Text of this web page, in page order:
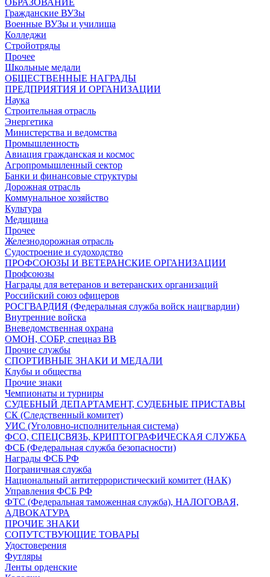
ОБРАЗОВАНИЕ
Гражданские ВУЗы
Военные ВУЗы и училища
Колледжи
Стройотряды
Прочее
Школьные медали
ОБЩЕСТВЕННЫЕ НАГРАДЫ
ПРЕДПРИЯТИЯ И ОРГАНИЗАЦИИ
Наука
Строительная отрасль
Энергетика
Министерства и ведомства
Промышленность
Авиация гражданская и космос
Агропромышленный сектор
Банки и финансовые структуры
Дорожная отрасль
Коммунальное хозяйство
Культура
Медицина
Прочее
Железнодорожная отрасль
Судостроение и судоходство
ПРОФСОЮЗЫ И ВЕТЕРАНСКИЕ ОРГАНИЗАЦИИ
Профсоюзы
Награды для ветеранов и ветеранских организаций
Российский союз офицеров
РОСГВАРДИЯ (Федеральная служба войск нацгвардии)
Внутренние войска
Вневедомственная охрана
ОМОН, СОБР, спецназ ВВ
Прочие службы
СПОРТИВНЫЕ ЗНАКИ И МЕДАЛИ
Клубы и общества
Прочие знаки
Чемпионаты и турниры
СУДЕБНЫЙ ДЕПАРТАМЕНТ, СУДЕБНЫЕ ПРИСТАВЫ
СК (Следственный комитет)
УИС (Уголовно-исполнительная система)
ФСО, СПЕЦСВЯЗЬ, КРИПТОГРАФИЧЕСКАЯ СЛУЖБА
ФСБ (Федеральная служба безопасности)
Награды ФСБ РФ
Пограничная служба
Национальный антитеррористический комитет (НАК)
Управления ФСБ РФ
ФТС (Федеральная таможенная служба), НАЛОГОВАЯ,
АДВОКАТУРА
ПРОЧИЕ ЗНАКИ
СОПУТСТВУЮЩИЕ ТОВАРЫ
Удостоверения
Футляры
Ленты орденские